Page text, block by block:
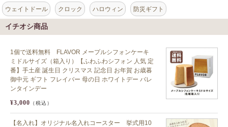
ウェイトドール クロック ハロウィン 防災ギフト
イチオシ商品
1個で送料無料 FLAVOR メープルシフォンケーキ
ミドルサイズ（箱入り）【ふわふわシフォン 人気 定
番】手土産 誕生日 クリスマス 記念日 お年賀 お歳暮
御中元 ギフト フレイバー 母の日 ホワイトデー バレ
ンタインデー
¥3,000 （税込）
【名入れ】オリジナル名入れコースター 挙式用10